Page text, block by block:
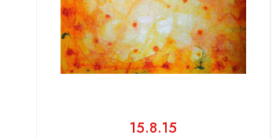
15.8.15